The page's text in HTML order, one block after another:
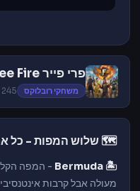
פרי פייר Free Fire
משחקי רובלוקס 245 שחקו במשחק
🗺️ שלוש המפות - כל
🏝️ Bermuda
מעולה אבל קרבות